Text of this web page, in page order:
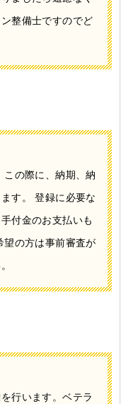
整備士ですのでど
の際に、納期、納
す。 登録に必要な
付金のお支払いも
望の方は事前審査が
行います。ベテラ